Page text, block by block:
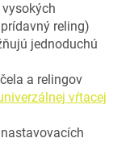
reling)
jednoduchú
a relingov
vŕtacej